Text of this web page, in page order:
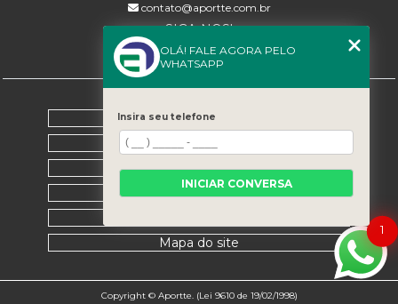
contato@aportte.com.br
SIGA-NOS!
Home
Sobre nós
Serviços
Contato
Mapa do site
Copyright © Aportte. (Lei 9610 de 19/02/1998)
1
OLÁ! FALE AGORA PELO
WHATSAPP
Insira seu telefone
INICIAR CONVERSA